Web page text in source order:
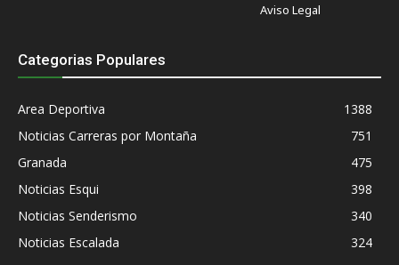
Aviso Legal
Categorias Populares
Area Deportiva
1388
Noticias Carreras por Montaña
751
Granada
475
Noticias Esqui
398
Noticias Senderismo
340
Noticias Escalada
324